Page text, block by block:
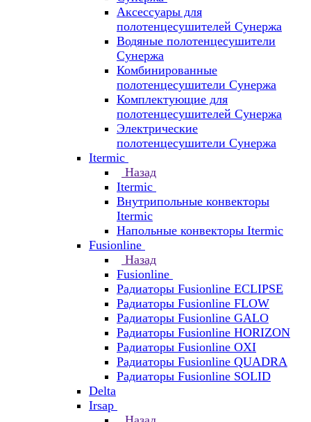
Аксессуары для
полотенцесушителей Сунержа
Водяные полотенцесушители
Сунержа
Комбинированные
полотенцесушители Сунержа
Комплектующие для
полотенцесушителей Сунержа
Электрические
полотенцесушители Сунержа
Itermic
Назад
Itermic
Внутрипольные конвекторы
Itermic
Напольные конвекторы Itermic
Fusionline
Назад
Fusionline
Радиаторы Fusionline ECLIPSE
Радиаторы Fusionline FLOW
Радиаторы Fusionline GALO
Радиаторы Fusionline HORIZON
Радиаторы Fusionline OXI
Радиаторы Fusionline QUADRA
Радиаторы Fusionline SOLID
Delta
Irsap